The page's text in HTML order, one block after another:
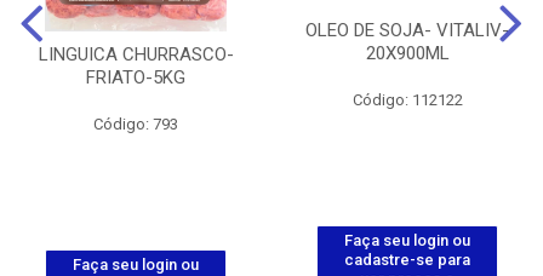
LINGUICA CHURRASCO-
FRIATO-5KG
Código: 793
Faça seu login ou
OLEO DE SOJA- VITALIV-
20X900ML
Código: 112122
Faça seu login ou
cadastre-se para